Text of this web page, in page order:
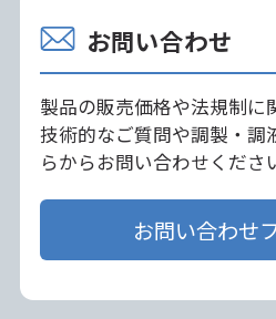
お問い合わせ
製品の販売価格や法規制に
技術的なご質問や調製・調
らからお問い合わせくださ
お問い合わせ